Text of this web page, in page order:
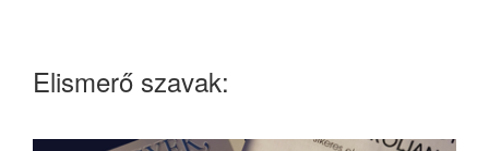
Elismerő szavak: